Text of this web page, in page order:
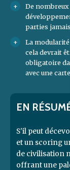
De
parties
La modularité
cela devrait
obligatoire
avec une
EN
S'il peut
et un scoring
de civilisation
offrant une